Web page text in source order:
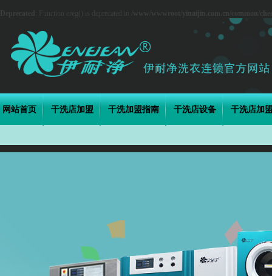
Deprecated /www/wwwroot/yinaijin.com.cn/common/
网站首页 干洗店加盟 干洗加盟指南 干洗店设备 干洗店加